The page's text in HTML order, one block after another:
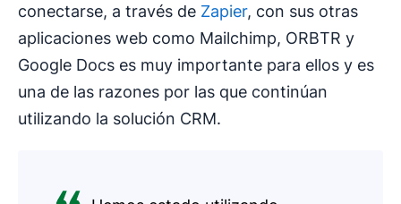
conectarse, a través de Zapier, con sus otras
aplicaciones web como Mailchimp, ORBTR y
Google Docs es muy importante para ellos y es
una de las razones por las que continúan
utilizando la solución CRM.